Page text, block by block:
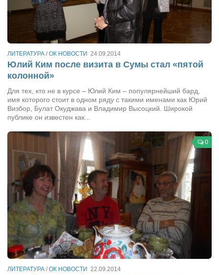
Режиссёры
Художники
Надія Белокур
Анна Гидора
Леонтий Костур
Римма Миленкова
Ирина Проценко
Александр Садовский
Сергей Степанов
Анна Черненко
Марина Фенота
Гостиная
Он и Она
Конкурсы
Фестиваль. Конкурс «Колибри» 2017
Конкурс «Колибри» 2016
Конкурс «Колибри» 2015
ЛИТЕРАТУРА /ОК НОВОСТИ 24.09.2014
Юлий Ким после визита в Сумы стал «пятой
колонной»
Для тех, кто не в курсе – Юлий Ким – популярнейший бард,
имя которого стоит в одном ряду с такими именами как Юрий
Визбор, Булат Окуджава и Владимир Высоцкий. Широкой
публике он известен как...
0
ЛИТЕРАТУРА /ОК НОВОСТИ 22.09.2014